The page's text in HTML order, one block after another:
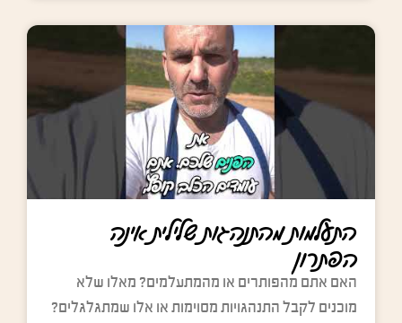
התעלמות מהתנהגות שלילית אינה
הפתרון
האם אתם מהפותרים או מהמתעלמים? מאלו שלא
מוכנים לקבל התנהגויות מסוימות או אלו שמתגלגלים?